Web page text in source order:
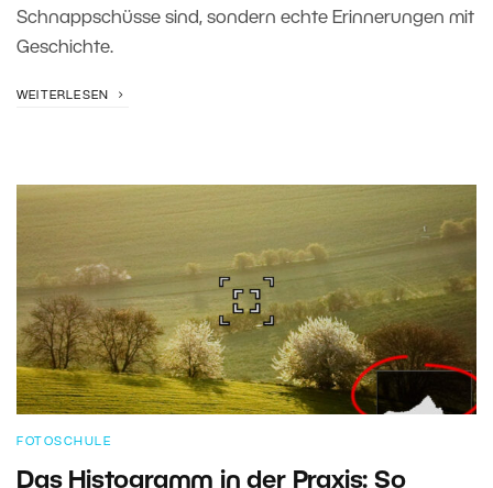
Schnappschüsse sind, sondern echte Erinnerungen mit
Geschichte.
WEITERLESEN
FOTOSCHULE
Das Histogramm in der Praxis: So